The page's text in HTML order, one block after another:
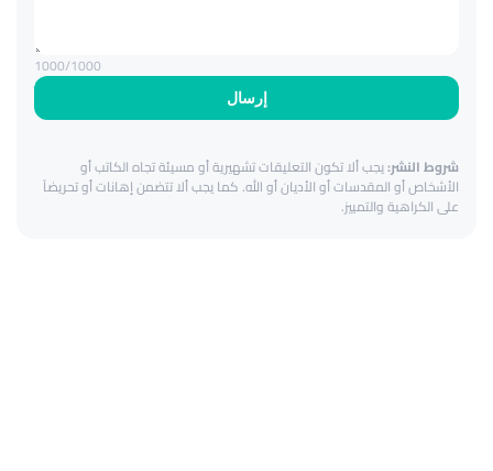
إرسال
1000/1000
شروط النشر:يجب ألا تكون التعليقات تشهيرية أو مسيئة تجاه الكاتب أو
الأشخاص أو المقدسات أو الأديان أو الله. كما يجب ألا تتضمن إهانات أو تحريضاً
على الكراهية والتمييز.